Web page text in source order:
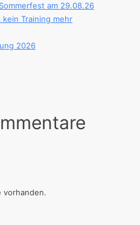
am 29.08.26
Training mehr
2026
vorhanden.